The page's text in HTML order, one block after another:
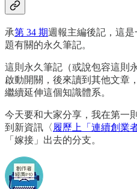
承第 34 期週報主編後記，這
題有關的永久筆記。
這則永久筆記（或說包容這則
啟動開關，後來讀到其他文章
繼續延伸這個知識體系。
今天要和大家分享，我在第一
到新資訊〈 履歷上「連續創業
「嫁接」出去的分支。